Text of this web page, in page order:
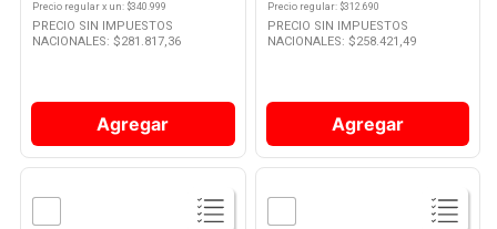
Precio regular x un: $340.999
PRECIO SIN IMPUESTOS
NACIONALES: $281.817,36
Agregar
Precio regular: $312.690
PRECIO SIN IMPUESTOS
NACIONALES: $258.421,49
Agregar